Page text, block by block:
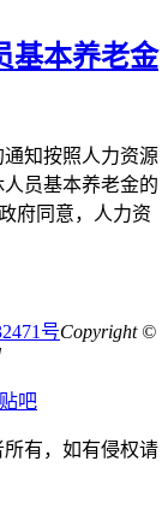
基本养老金
知按照人力资源
员基本养老金的
府同意，人力资
号Copyright ©
吧
有，如有侵权请